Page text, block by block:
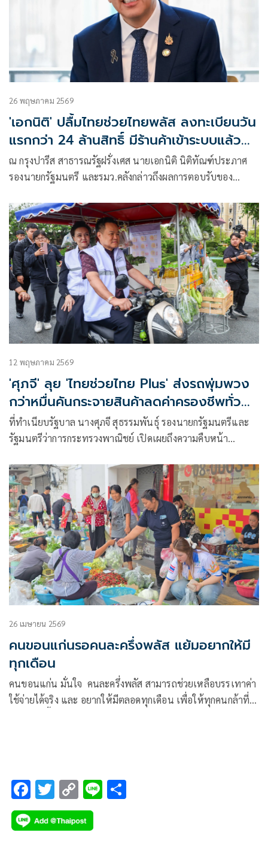
26 พฤษภาคม 2569
'เอกนิติ' ปลื้มไทยช่วยไทยพลัส ลงทะเบียนวัน
แรกกว่า 24 ล้านสิทธิ์ มีร้านค้าเข้าระบบแล้วก
ว่า 9.7 ร้าน
ณ กรุงปารีส สาธารณรัฐฝรั่งเศส นายเอกนิติ นิติทัณฑ์ประภาศ
รองนายกรัฐมนตรี และรมว.คลังกล่าวถึงผลการตอบรับของ
12 พฤษภาคม 2569
'ศุภจี' ลุย 'ไทยช่วยไทย Plus' ส่งรถพุ่มพวง
กว่าหมื่นคันกระจายสินค้าลดค่าครองชีพทั่ว
ประเทศ
ที่ทำเนียบรัฐบาล นางศุภจี สุธรรมพันธุ์ รองนายกรัฐมนตรีและ
รัฐมนตรีว่าการกระทรวงพาณิชย์ เปิดเผยถึงความคืบหน้า
26 เมษายน 2569
คนขอนแก่นรอคนละครึ่งพลัส แย้มอยากให้มี
ทุกเดือน
คนขอนแก่น มั่นใจ คนละครึ่งพลัส สามารถช่วยเหลือบรรเทาค่า
ใช้จ่ายได้จริง และ อยากให้มีตลอดทุกเดือน เพื่อให้ทุกคนกล้าที่
F
ac
e
T
wi
tt
C
o
p
Li